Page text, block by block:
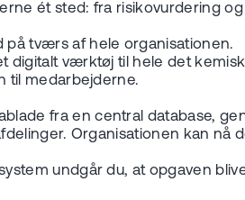
ét sted: fra risikovurdering
på tværs af hele organisationen.
digitalt værktøj til hele det
til medarbejderne.
fra en central database,
Organisationen kan nå
undgår du, at opgaven